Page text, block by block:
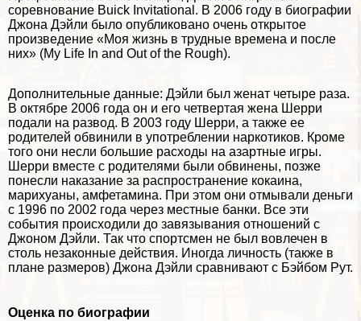
соревнование Buick Invitational. В 2006 году в биографии
Джона Дэйли было опубликовано очень открытое
произведение «Моя жизнь в трудные времена и после
них» (My Life In and Out of the Rough).
Дополнительные данные: Дэйли был женат четыре раза.
В октябре 2006 года он и его четвертая жена Шерри
подали на развод. В 2003 году Шерри, а также ее
родителей обвинили в употрeблении наркотиков. Кроме
того они несли большие расходы на азapтные игры.
Шерри вместе с родителями были обвинены, позже
понесли наказание за распространение кокаина,
марихуаны, амфетамина. При этом они отмывали деньги
с 1996 по 2002 года через местные банки. Все эти
события происходили до завязывания отношений с
Джоном Дэйли. Так что спортсмен не был вовлечен в
столь незаконные действия. Иногда личность (также в
плане размеров) Джона Дэйли сравнивают с Бэйбом Рут.
Оценка по биографии